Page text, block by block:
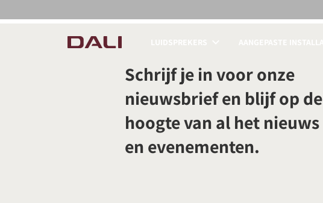
PRODUCTEN VERGELIJKEN
Schrijf je in voor onze
nieuwsbrief en blijf op de
hoogte van al het nieuws
en evenementen.